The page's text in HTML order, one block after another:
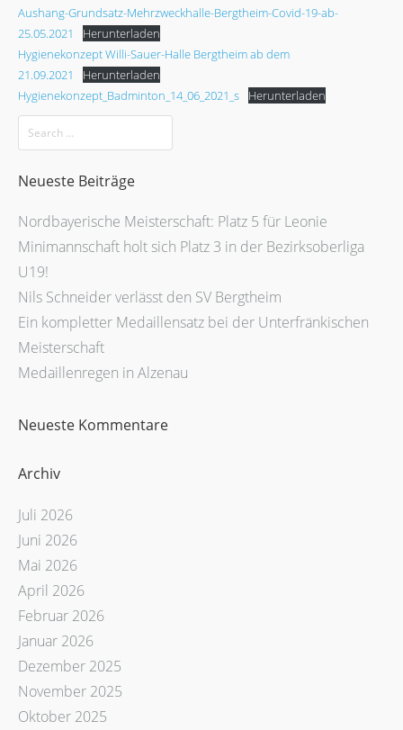
Aushang-Grundsatz-Mehrzweckhalle-Bergtheim-Covid-19-ab-
25.05.2021
Herunterladen
Hygienekonzept Willi-Sauer-Halle Bergtheim ab dem
21.09.2021
Herunterladen
Hygienekonzept_Badminton_14_06_2021_s
Herunterladen
Neueste Beiträge
Nordbayerische Meisterschaft: Platz 5 für Leonie
Minimannschaft holt sich Platz 3 in der Bezirksoberliga
U19!
Nils Schneider verlässt den SV Bergtheim
Ein kompletter Medaillensatz bei der Unterfränkischen
Meisterschaft
Medaillenregen in Alzenau
Neueste Kommentare
Archiv
Juli 2026
Juni 2026
Mai 2026
April 2026
Februar 2026
Januar 2026
Dezember 2025
November 2025
Oktober 2025